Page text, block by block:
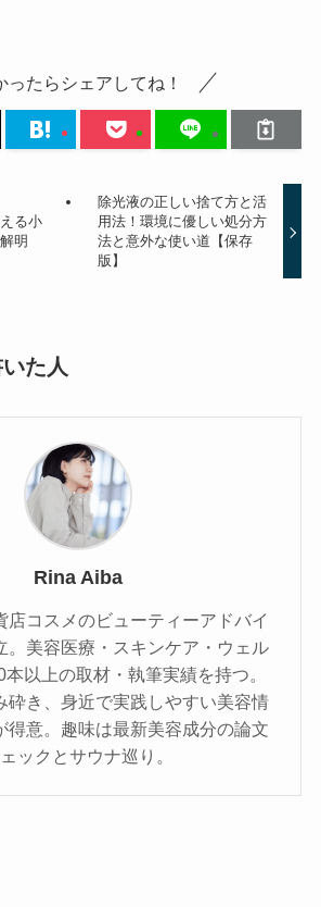
ったらシェアしてね！
る小
明
除光液の正しい捨て方と活
用法！環境に優しい処分方
法と意外な使い道【保存
版】
た人
Rina Aiba
店コスメのビューティーアドバイ
。美容医療・スキンケア・ウェル
以上の取材・執筆実績を持つ。
砕き、⾝近で実践しやすい美容情
得意。趣味は最新美容成分の論文
ックとサウナ巡り。